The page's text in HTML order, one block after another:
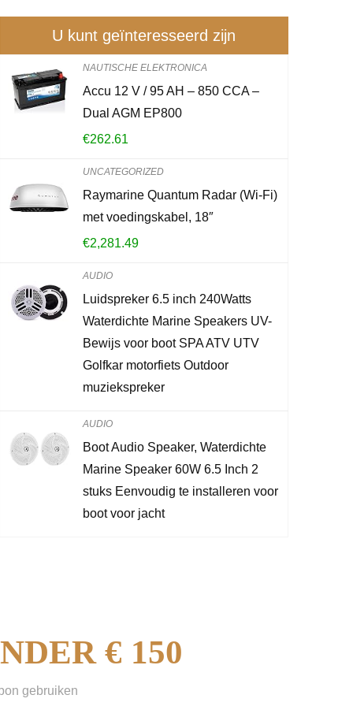
€ 11.99
Schiet op! Aanbieding
0 2
U kunt geïnteresseerd zijn
NAUTISCHE ELEKTRONICA
Accu 12 V / 95 AH – 850 CCA –
Dual AGM EP800
€262.61
UNCATEGORIZED
Raymarine Quantum Radar (Wi-Fi)
met voedingskabel, 18″
€2,281.49
AUDIO
Luidspreker 6.5 inch 240Watts
Waterdichte Marine Speakers UV-
Bewijs voor boot SPA ATV UTV
Golfkar motorfiets Outdoor
muziekspreker
AUDIO
Boot Audio Speaker, Waterdichte
Marine Speaker 60W 6.5 Inch 2
stuks Eenvoudig te installeren voor
boot voor jacht
€ 150
gebruiken